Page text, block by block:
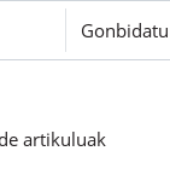
artikuluak